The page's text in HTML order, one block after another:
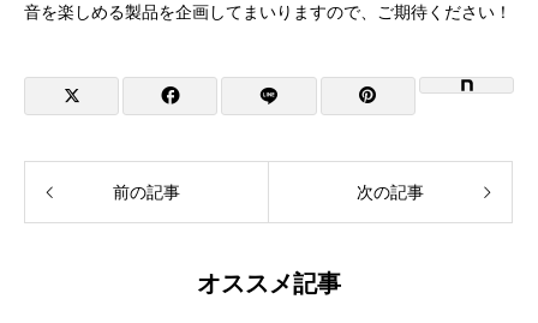
音を楽しめる製品を企画してまいりますので、ご期待ください！
前の記事 次の記事
オススメ記事